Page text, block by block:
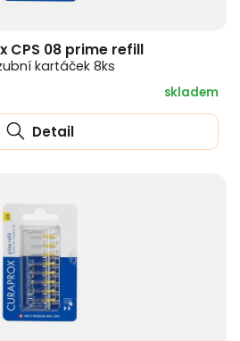
CPS 08 prime refill
kartáček 8ks
skladem
Detail